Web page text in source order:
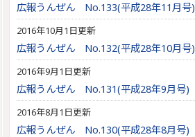
広報うんぜん No.133(平成28年11月号)
2016年10月1日更新
広報うんぜん No.132(平成28年10月号)
2016年9月1日更新
広報うんぜん No.131(平成28年9月号)
2016年8月1日更新
広報うんぜん No.130(平成28年8月号)